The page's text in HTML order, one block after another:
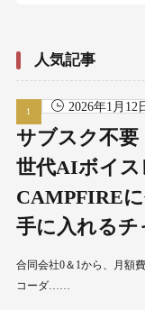
人気記事
2026年1月12
サブスク不
世代AIボイ
CAMPFIRE
手に入れるチ
合同会社0＆1から、月額
コーダ……